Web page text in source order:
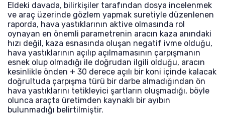
Eldeki davada, bilirkişiler tarafından dosya incelenmek
ve araç üzerinde gözlem yapmak suretiyle düzenlenen
raporda, hava yastıklarının aktive olmasında rol
oynayan en önemli parametrenin aracın kaza anındaki
hızı değil, kaza esnasında oluşan negatif ivme olduğu,
hava yastıklarının açılıp açılmamasının çarpışmanın
esnek olup olmadığı ile doğrudan ilgili olduğu, aracın
kesinlikle önden + 30 derece açılı bir koni içinde kalacak
doğrultuda çarpışma türü bir darbe almadığından ön
hava yastıklarını tetikleyici şartların oluşmadığı, böyle
olunca araçta üretimden kaynaklı bir ayıbın
bulunmadığı belirtilmiştir.